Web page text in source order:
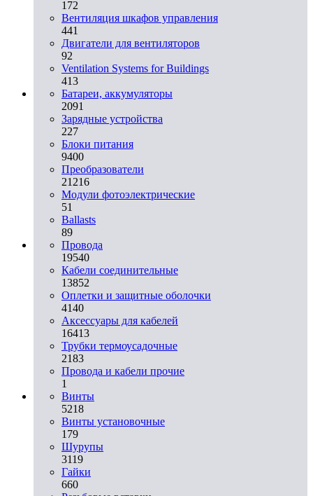
172
Вентиляция шкафов управления
441
Двигатели для вентиляторов
92
Ventilation Systems for Buildings
413
Батареи, аккумуляторы
2091
Зарядные устройства
227
Блоки питания
9400
Преобразователи
21216
Модули фотоэлектрические
51
Ballasts
89
Провода
19540
Кабели соединительные
13852
Оплетки и защитные оболочки
4140
Аксессуары для кабелей
16413
Трубки термоусадочные
2183
Провода и кабели прочие
1
Винты
5218
Винты установочные
179
Шурупы
3119
Гайки
660